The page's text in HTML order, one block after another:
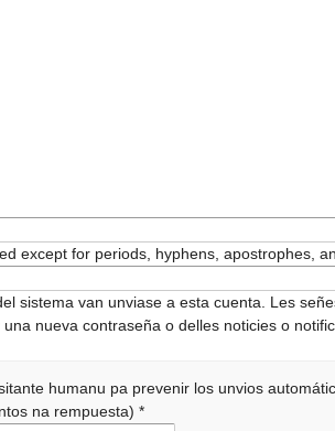
except for periods, hyphens, apostrophes,
sistema van unviase a esta cuenta. Les
nueva contraseña o delles noticies o
humanu pa prevenir los unvios
na rempuesta)*